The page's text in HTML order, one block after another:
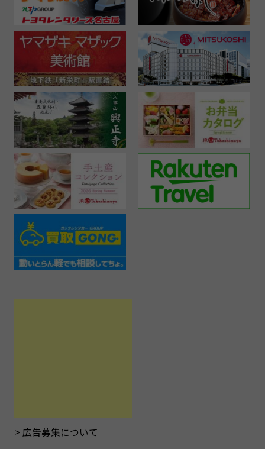
広告募集について